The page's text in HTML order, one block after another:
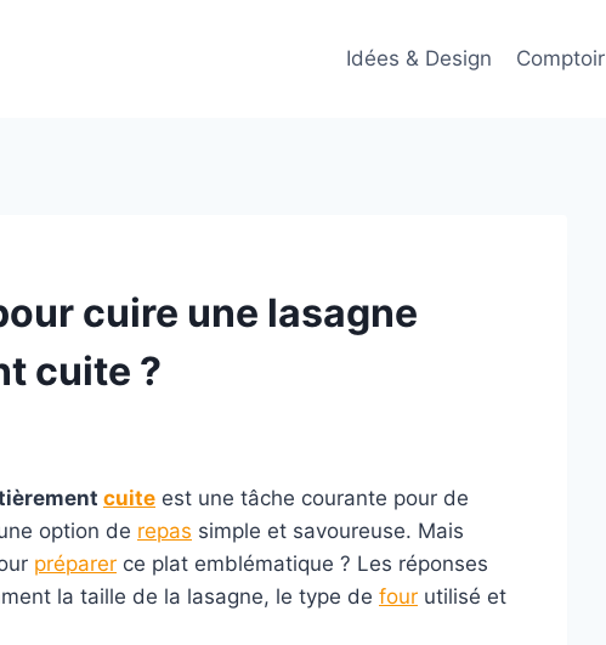
Idées & Design Comptoir
cuire une lasagne
cuite ?
cuite est une tâche courante pour de
option de repas simple et savoureuse. Mais
préparer ce plat emblématique ? Les réponses
la taille de la lasagne, le type de four utilisé et